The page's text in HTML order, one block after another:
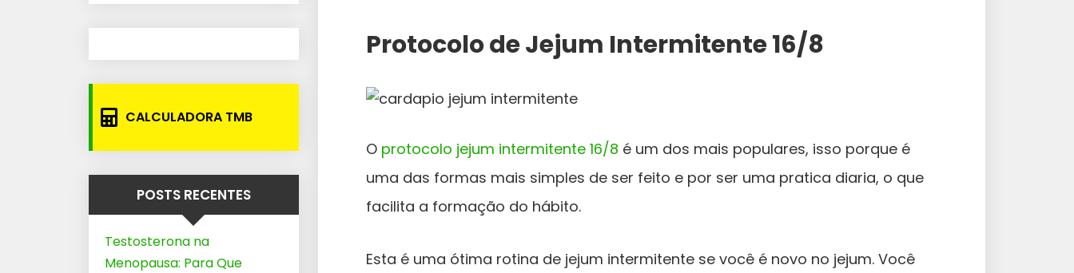
Protocolo de Jejum Intermitente 16/8
O protocolo jejum intermitente 16/8 é um dos mais populares, isso porque é
uma das formas mais simples de ser feito e por ser uma pratica diaria, o que
facilita a formação do hábito.
Esta é uma ótima rotina de jejum intermitente se você é novo no jejum. Você
CALCULADORA TMB
POSTS RECENTES
Testosterona na
Menopausa: Para Que